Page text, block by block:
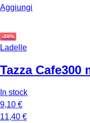
Aggiungi
-20%
Ladelle
Tazza Cafe300
In stock
9,10 €
11,40 €